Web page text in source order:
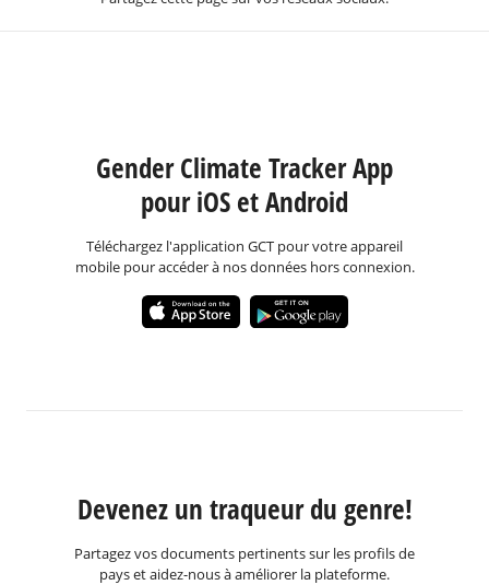
Gender Climate Tracker App
pour iOS et Android
Téléchargez l'application GCT pour votre appareil
mobile pour accéder à nos données hors connexion.
Devenez un traqueur du genre!
Partagez vos documents pertinents sur les profils de
pays et aidez-nous à améliorer la plateforme.